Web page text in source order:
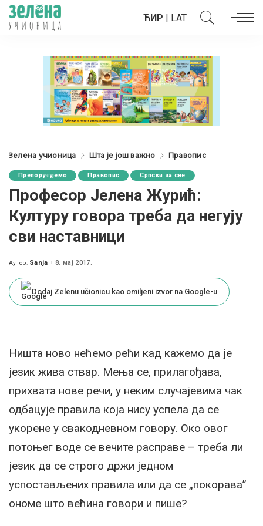
ЋИР | LAT
Зелена учионица Шта је још важно Правопис
Препоручујемо Правопис Српски за све
Професор Јелена Журић:
Културу говора треба да негују
сви наставници
Posted
Аутор: Sanja 8. мај 2017.
Dodaj Zelenu učionicu kao omiljeni izvor na Google-u
Ништа ново нећемо рећи кад кажемо да је
језик жива ствар. Мења се, прилагођава,
прихвата нове речи, у неким случајевима чак
одбацује правила која нису успела да се
укорене у свакодневном говору. Око овог
потоњег воде се вечите расправе – треба ли
језик да се строго држи једном
успостављених правила или да се „покорава”
ономе што већина говори и пише?